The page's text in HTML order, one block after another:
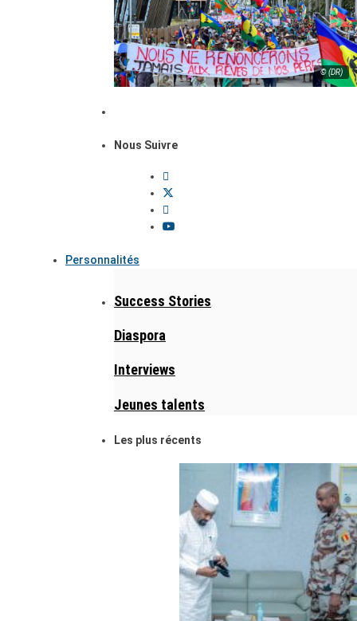
© (DR)
Nous Suivre
Personnalités
Success Stories
Diaspora
Interviews
Jeunes talents
Les plus récents